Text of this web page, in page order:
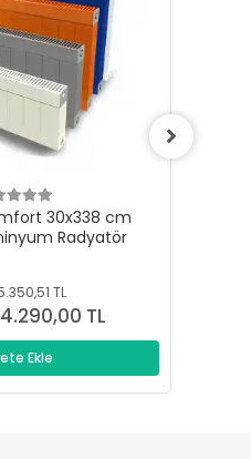
30x338 cm
Radyatör
TL
TL
Ekle